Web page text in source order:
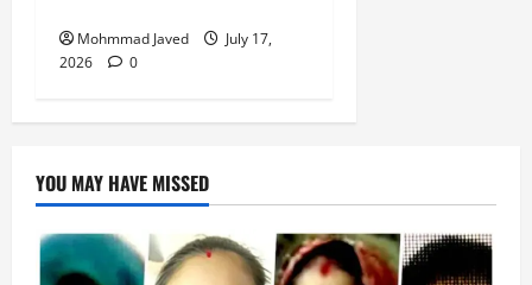
Mohmmad Javed
July 17,
2026
0
YOU MAY HAVE MISSED